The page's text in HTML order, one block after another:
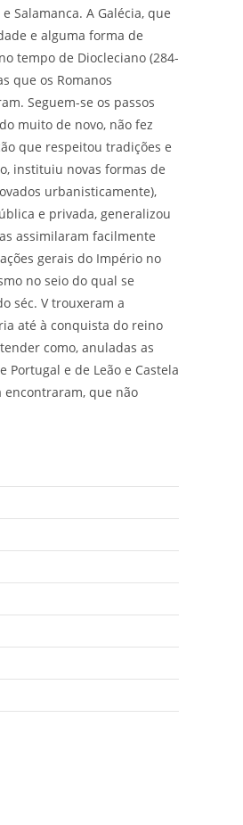
Salamanca. A Galécia, que
e alguma forma de
tempo de Diocleciano (284-
que os Romanos
Seguem-se os passos
muito de novo, não fez
que respeitou tradições e
instituiu novas formas de
urbanisticamente),
e privada, generalizou
assimilaram facilmente
gerais do Império no
no seio do qual se
séc. V trouxeram a
até à conquista do reino
como, anuladas as
e de Leão e Castela
encontraram, que não